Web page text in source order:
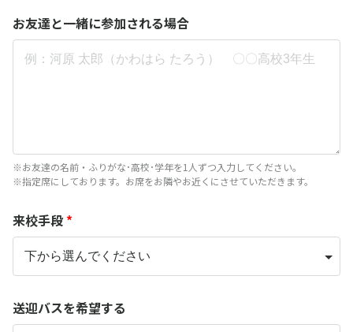
お友達と一緒に参加される場合
※お友達の名前・ふりがな･高校･学年を1人ずつ入力してください。
※指定席にしております。お席をお隣やお近くにさせていただきます。
来校手段 *
送迎バスを希望する